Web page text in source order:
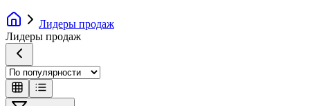
Лидеры продаж
Лидеры продаж